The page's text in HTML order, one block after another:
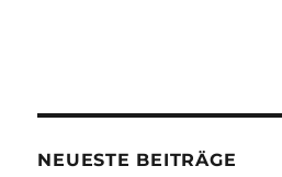
NEUESTE BEITRÄGE